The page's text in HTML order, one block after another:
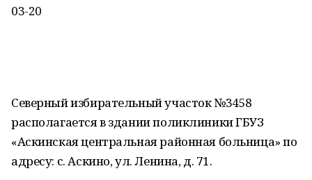
03-20
Северный избирательный участок №3458
располагается в здании поликлиники ГБУЗ
«Аскинская центральная районная больница» по
адресу: с. Аскино, ул. Ленина, д. 71.